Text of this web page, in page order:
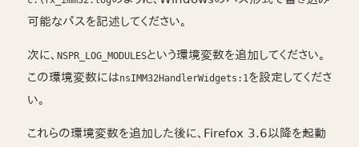
可能なパスを記述してください。
次に、 NSPR_LOG_MODULESという環境変数を追加してください。
この環境変数にはnsIMM32HandlerWidgets:1を設定してくださ
い。
これらの環境変数を追加した後に、Firefox 3.6以降を起動